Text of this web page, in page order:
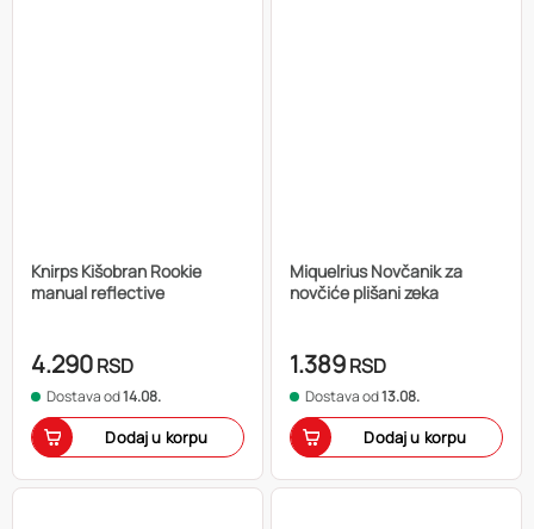
Knirps Kišobran Rookie
manual reflective
4.290RSD
Dostava od14.08.
Dodaj u korpu
Miquelrius Novčanik za
novčiće plišani zeka
1.389RSD
Dostava od13.08.
Dodaj u korpu